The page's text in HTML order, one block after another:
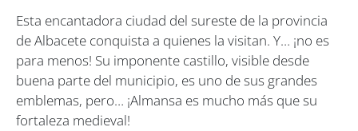
Esta encantadora ciudad del sureste de la provincia
de Albacete conquista a quienes la visitan. Y… ¡no es
para menos! Su imponente castillo, visible desde
buena parte del municipio, es uno de sus grandes
emblemas, pero… ¡Almansa es mucho más que su
fortaleza medieval!